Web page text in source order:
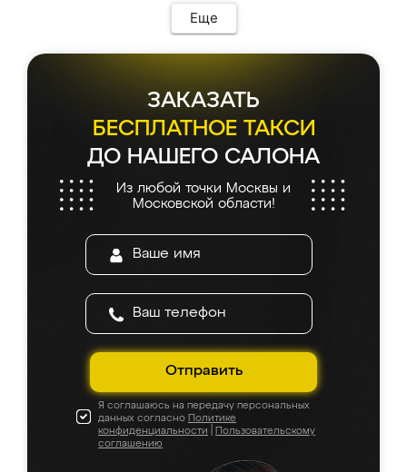
Еще
ЗАКАЗАТЬ
БЕСПЛАТНОЕ ТАКСИ
ДО НАШЕГО САЛОНА
Из любой точки Москвы и
Московской области!
Отправить
Я соглашаюсь на передачу персональных
данных согласно Политике
конфиденциальности
Пользовательскому
соглашению